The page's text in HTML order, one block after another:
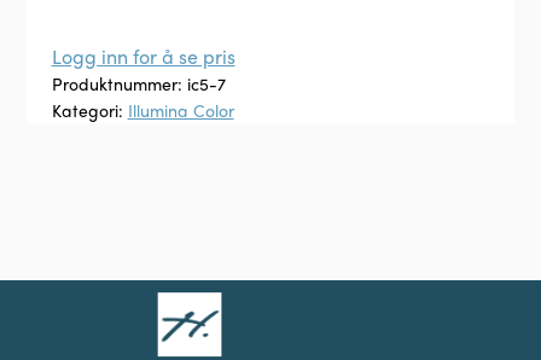
Logg inn for å se pris
Produktnummer: ic5-7
Kategori: Illumina Color